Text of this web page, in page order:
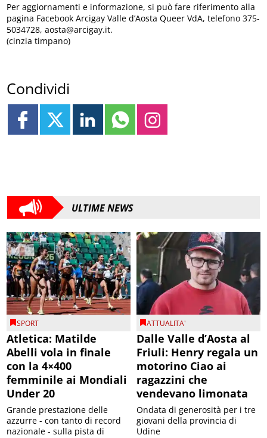
Per aggiornamenti e informazione, si può fare riferimento alla
pagina Facebook Arcigay Valle d’Aosta Queer VdA, telefono 375-
5034728, aosta@arcigay.it.
(cinzia timpano)
Condividi
ULTIME NEWS
SPORT
Atletica: Matilde
Abelli vola in finale
con la 4×400
femminile ai Mondiali
Under 20
Grande prestazione delle
azzurre - con tanto di record
nazionale - sulla pista di
ATTUALITA'
Dalle Valle d’Aosta al
Friuli: Henry regala un
motorino Ciao ai
ragazzini che
vendevano limonata
Ondata di generosità per i tre
giovani della provincia di
Udine